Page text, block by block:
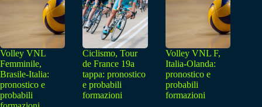
Volley VNL
Femminile,
Brasile-Italia:
pronostico e
probabili
Ciclismo, Tour
de France 19a
tappa: pronostico
e probabili
formazioni
Volley VNL F,
Italia-Olanda:
pronostico e
probabili
formazioni